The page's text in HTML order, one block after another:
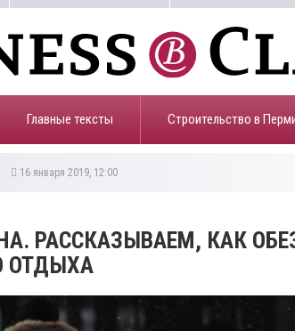
Главные тексты Строительство в
16 января 2019, 12:00
РАССКАЗЫВАЕМ, КАК
ОТДЫХА